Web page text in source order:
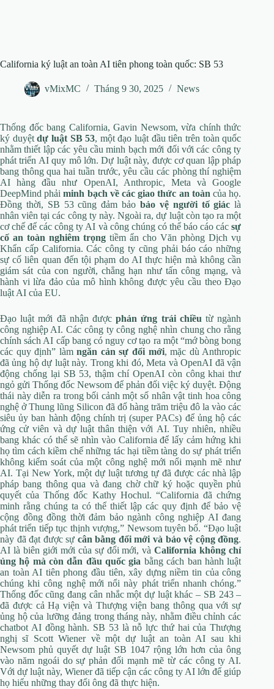
California ký luật an toàn AI tiên phong toàn quốc: SB 53
vMixMC Tháng 9 30, 2025 News
Thống đốc bang California, Gavin Newsom, vừa chính thức
ký duyệtdự luật SB 53, một đạo luật đầu tiên trên toàn quốc
nhằm thiết lập các yêu cầu minh bạch mới đối với các công ty
phát triển AI quy mô lớn. Dự luật này, được cơ quan lập pháp
bang thông qua hai tuần trước, yêu cầu các phòng thí nghiệm
AI hàng đầu như OpenAI, Anthropic, Meta và Google
DeepMind phảiminh bạch về các giao thức an toàn của họ.
Đồng thời, SB 53 cũng đảm bảo bảo vệ người tố giác là
nhân viên tại các công ty này. Ngoài ra, dự luật còn tạo ra một
cơ chế để các công ty AI và công chúng có thể báo cáo cácsự
cố an toàn nghiêm trọng tiềm ẩn cho Văn phòng Dịch vụ
Khẩn cấp California. Các công ty cũng phải báo cáo những
sự cố liên quan đến tội phạm do AI thực hiện mà không cần
giám sát của con người, chẳng hạn như tấn công mạng, và
hành vi lừa đảo của mô hình không được yêu cầu theo Đạo
luật AI của EU.
Đạo luật mới đã nhận đượcphản ứng trái chiều từ ngành
công nghiệp AI. Các công ty công nghệ nhìn chung cho rằng
chính sách AI cấp bang có nguy cơ tạo ra một “mớ bòng bong
các quy định” làmngăn cản sự đổi mới, mặc dù Anthropic
đã ủng hộ dự luật này. Trong khi đó, Meta và OpenAI đã vận
động chống lại SB 53, thậm chí OpenAI còn công khai thư
ngỏ gửi Thống đốc Newsom để phản đối việc ký duyệt. Động
thái này diễn ra trong bối cảnh một số nhân vật tinh hoa công
nghệ ở Thung lũng Silicon đã đổ hàng trăm triệu đô la vào các
siêu ủy ban hành động chính trị (super PACs) để ủng hộ các
ứng cử viên và dự luật thân thiện với AI. Tuy nhiên, nhiều
bang khác có thể sẽ nhìn vào California để lấy cảm hứng khi
họ tìm cách kiềm chế những tác hại tiềm tàng do sự phát triển
không kiểm soát của một công nghệ mới nổi mạnh mẽ như
AI. Tại New York, một dự luật tương tự đã được các nhà lập
pháp bang thông qua và đang chờ chữ ký hoặc quyền phủ
quyết của Thống đốc Kathy Hochul. “California đã chứng
minh rằng chúng ta có thể thiết lập các quy định để bảo vệ
cộng đồng đồng thời đảm bảo ngành công nghiệp AI đang
phát triển tiếp tục thịnh vượng,” Newsom tuyên bố. “Đạo luật
này đã đạt được sự cân bằng đổi mới và bảo vệ cộng đồng.
AI là biên giới mới của sự đổi mới, vàCalifornia không chỉ
ủng hộ mà còn dẫn đầu quốc gia bằng cách ban hành luật
an toàn AI tiên phong đầu tiên, xây dựng niềm tin của công
chúng khi công nghệ mới nổi này phát triển nhanh chóng.”
Thống đốc cũng đang cân nhắc một dự luật khác – SB 243 –
đã được cả Hạ viện và Thượng viện bang thông qua với sự
ủng hộ của lưỡng đảng trong tháng này, nhằm điều chỉnh các
chatbot AI đồng hành. SB 53 là nỗ lực thứ hai của Thượng
nghị sĩ Scott Wiener về một dự luật an toàn AI sau khi
Newsom phủ quyết dự luật SB 1047 rộng lớn hơn của ông
vào năm ngoái do sự phản đối mạnh mẽ từ các công ty AI.
Với dự luật này, Wiener đã tiếp cận các công ty AI lớn để giúp
họ hiểu những thay đổi ông đã thực hiện.